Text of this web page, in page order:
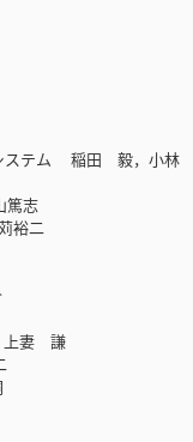
システム 稲田 毅，小林
篤志
裕二
上妻 謙